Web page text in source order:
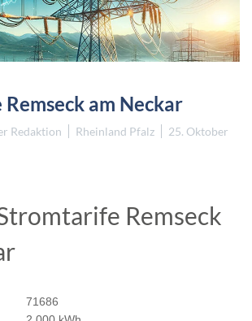
am Neckar
Redaktion Rheinland Pfalz
25. Oktober
Remseck